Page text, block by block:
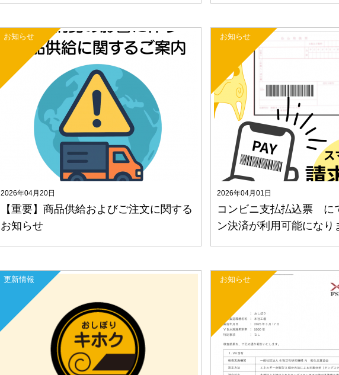
2026年04月20日
【重要】商品供給およびご注文に関する
お知らせ
2026年04月01日
コンビニ支払払込票 に
ン決済が利用可能になり